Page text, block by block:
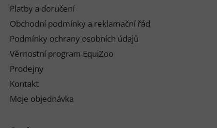
Platby a doručení
Obchodní podmínky a reklamační řád
Podmínky ochrany osobních údajů
Věrnostní program EquiZoo
Prodejny
Kontakt
Moje objednávka